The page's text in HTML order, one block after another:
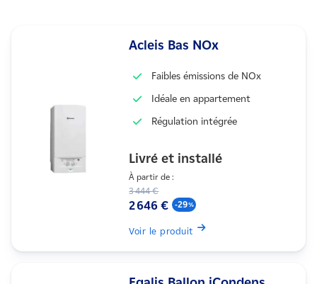
Acleis Bas NOx
Faibles émissions de NOx
Idéale en appartement
Régulation intégrée
Livré et installé
À partir de :
3 444 €
2 646 € -29
Voir le produit